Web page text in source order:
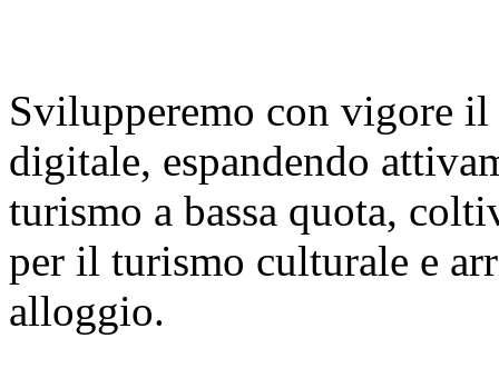
Svilupperemo con vigore
digitale, espandendo
turismo a bassa quota,
per il turismo culturale e
alloggio.